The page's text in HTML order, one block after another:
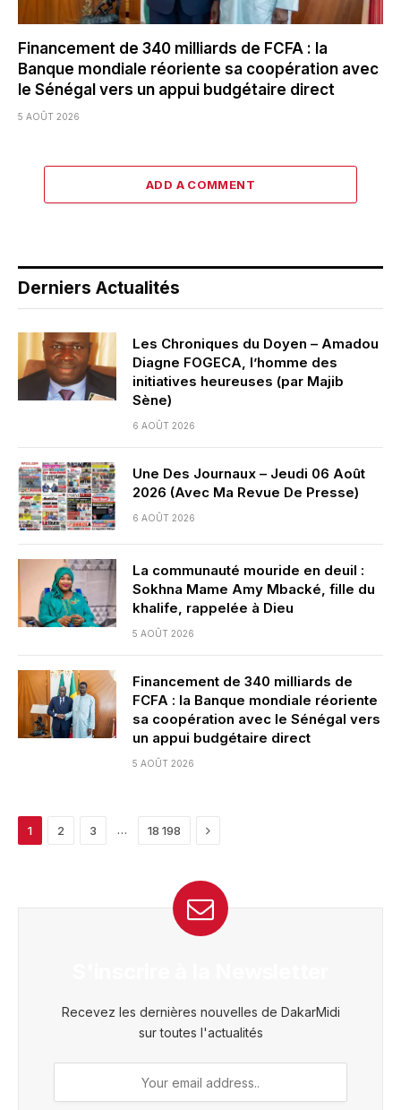
Financement de 340 milliards de FCFA : la
Banque mondiale réoriente sa coopération avec
le Sénégal vers un appui budgétaire direct
5 AOÛT 2026
ADD A COMMENT
Derniers Actualités
Les Chroniques du Doyen – Amadou
Diagne FOGECA, l’homme des
initiatives heureuses (par Majib
Sène)
6 AOÛT 2026
Une Des Journaux – Jeudi 06 Août
2026 (Avec Ma Revue De Presse)
6 AOÛT 2026
La communauté mouride en deuil :
Sokhna Mame Amy Mbacké, fille du
khalife, rappelée à Dieu
5 AOÛT 2026
Financement de 340 milliards de
FCFA : la Banque mondiale réoriente
sa coopération avec le Sénégal vers
un appui budgétaire direct
5 AOÛT 2026
1 2 3 … 18 198 Next
Recevez les dernières nouvelles de DakarMidi
sur toutes l'actualités